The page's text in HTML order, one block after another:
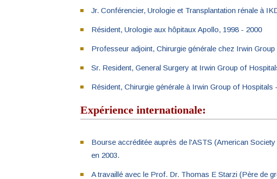
Jr. Conférencier, Urologie et Transplantation rénale à
Résident, Urologie aux hôpitaux Apollo, 1998 - 2000
Professeur adjoint, Chirurgie générale chez Irwin
Sr. Resident, General Surgery at Irwin Group of
Résident, Chirurgie générale à Irwin Group of
Expérience internationale:
Bourse accréditée auprès de l'ASTS (American
en 2003.
A travaillé avec le Prof. Dr. Thomas E Starzi (Père de